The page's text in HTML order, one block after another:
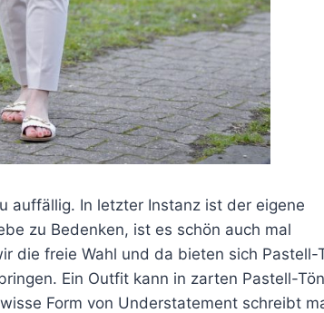
auffällig. In letzter Instanz ist der eigene
zu Bedenken, ist es schön auch mal
die freie Wahl und da bieten sich Pastell-
Ein Outfit kann in zarten Pastell-
Form von Understatement schreibt